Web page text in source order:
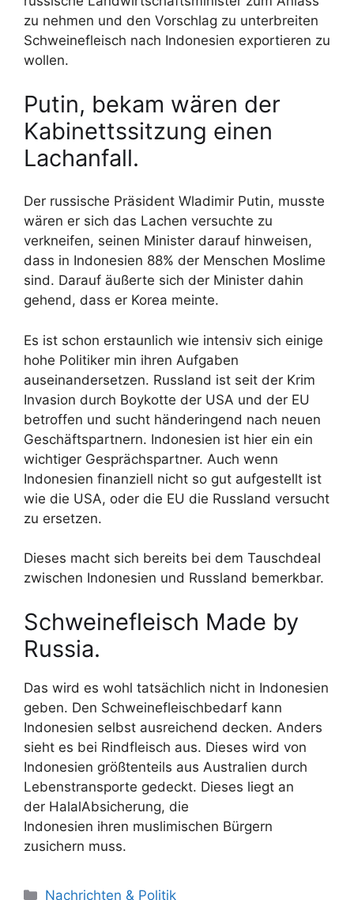
zu nehmen und den Vorschlag zu unterbreiten
Schweinefleisch nach Indonesien exportieren zu
wollen.
Putin, bekam wären der
Kabinettssitzung einen
Lachanfall.
Der russische Präsident Wladimir Putin, musste
wären er sich das Lachen versuchte zu
verkneifen, seinen Minister darauf hinweisen,
dass in Indonesien 88% der Menschen Moslime
sind. Darauf äußerte sich der Minister dahin
gehend, dass er Korea meinte.
Es ist schon erstaunlich wie intensiv sich einige
hohe Politiker min ihren Aufgaben
auseinandersetzen. Russland ist seit der Krim
Invasion durch Boykotte der USA und der EU
betroffen und sucht händeringend nach neuen
Geschäftspartnern. Indonesien ist hier ein ein
wichtiger Gesprächspartner. Auch wenn
Indonesien finanziell nicht so gut aufgestellt ist
wie die USA, oder die EU die Russland versucht
zu ersetzen.
Dieses macht sich bereits bei dem Tauschdeal
zwischen Indonesien und Russland bemerkbar.
Schweinefleisch Made by
Russia.
Das wird es wohl tatsächlich nicht in Indonesien
geben. Den Schweinefleischbedarf kann
Indonesien selbst ausreichend decken. Anders
sieht es bei Rindfleisch aus. Dieses wird von
Indonesien größtenteils aus Australien durch
Lebenstransporte gedeckt. Dieses liegt an
der HalalAbsicherung, die
Indonesien ihren muslimischen Bürgern
zusichern muss.
K
Nachrichten & Politik